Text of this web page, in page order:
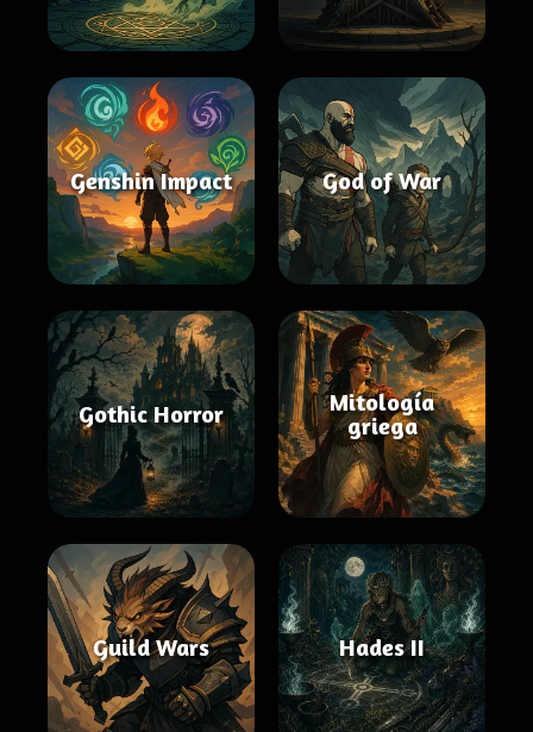
Genshin Impact God of War
Gothic Horror
Mitología
griega
Guild Wars Hades II